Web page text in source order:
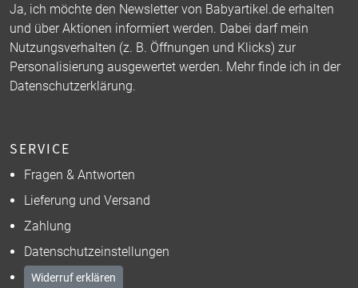
Ja, ich möchte den Newsletter von Babyartikel.de erhalten
und über Aktionen informiert werden. Dabei darf mein
Nutzungsverhalten (z. B. Öffnungen und Klicks) zur
Personalisierung ausgewertet werden. Mehr finde ich in der
Datenschutzerklärung.
SERVICE
Fragen & Antworten
Lieferung und Versand
Zahlung
Datenschutzeinstellungen
Widerruf erklären